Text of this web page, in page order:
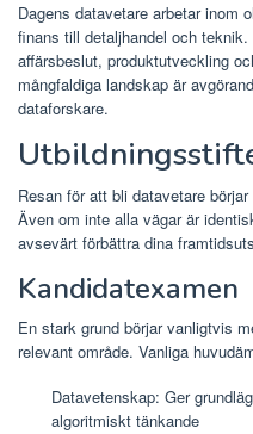
Dagens datavetare arbetar inom
finans till detaljhandel och
affärsbeslut, produktutveckling
mångfaldiga landskap är
dataforskare.
Resan för att bli datavetare
Även om inte alla vägar är
avsevärt förbättra dina
Kandidatexamen
En stark grund börjar vanligtvis
relevant område. Vanliga
Datavetenskap: Ger
algoritmiskt tänkande